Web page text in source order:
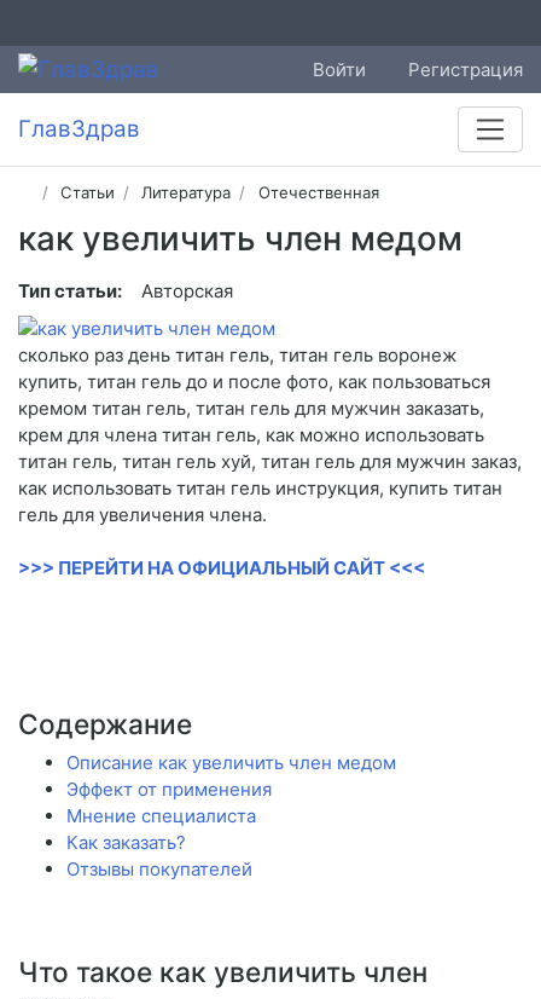
Войти Регистрация
ГлавЗдрав
Статьи Литература Отечественная
как увеличить член медом
Тип статьи: Авторская
сколько раз день титан гель, титан гель воронеж
купить, титан гель до и после фото, как пользоваться
кремом титан гель, титан гель для мужчин заказать,
крем для члена титан гель, как можно использовать
титан гель, титан гель хуй, титан гель для мужчин заказ,
как использовать титан гель инструкция, купить титан
гель для увеличения члена.
>>> ПЕРЕЙТИ НА ОФИЦИАЛЬНЫЙ САЙТ <<<
Содержание
Описание как увеличить член медом
Эффект от применения
Мнение специалиста
Как заказать?
Отзывы покупателей
Что такое как увеличить член